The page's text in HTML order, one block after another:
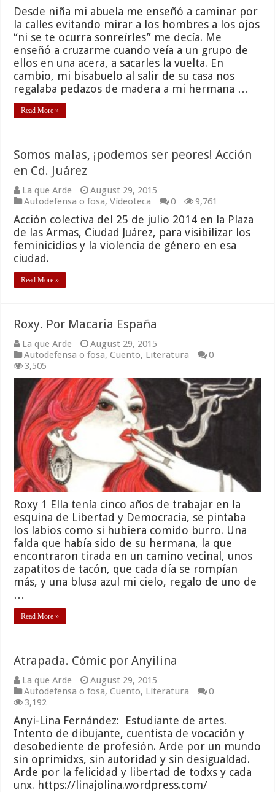
Desde niña mi abuela me enseñó a caminar por
la calles evitando mirar a los hombres a los ojos
“ni se te ocurra sonreírles” me decía. Me
enseñó a cruzarme cuando veía a un grupo de
ellos en una acera, a sacarles la vuelta. En
cambio, mi bisabuelo al salir de su casa nos
regalaba pedazos de madera a mi hermana …
Read More »
Somos malas, ¡podemos ser peores! Acción
en Cd. Juárez
La que Arde
August 29, 2015
Autodefensa o fosa,Videoteca 0 9,761
Acción colectiva del 25 de julio 2014 en la Plaza
de las Armas, Ciudad Juárez, para visibilizar los
feminicidios y la violencia de género en esa
ciudad.
Read More »
Roxy. Por Macaria España
La que Arde
August 29, 2015
Autodefensa o fosa,Cuento, Literatura
0
3,505
Roxy 1 Ella tenía cinco años de trabajar en la
esquina de Libertad y Democracia, se pintaba
los labios como si hubiera comido burro. Una
falda que había sido de su hermana, la que
encontraron tirada en un camino vecinal, unos
zapatitos de tacón, que cada día se rompían
más, y una blusa azul mi cielo, regalo de uno de
…
Read More »
Atrapada. Cómic por Anyilina
La que Arde
August 29, 2015
Autodefensa o fosa,Cuento, Literatura
0
3,192
Anyi-Lina Fernández: Estudiante de artes.
Intento de dibujante, cuentista de vocación y
desobediente de profesión. Arde por un mundo
sin oprimidxs, sin autoridad y sin desigualdad.
Arde por la felicidad y libertad de todxs y cada
unx. https://linajolina.wordpress.com/